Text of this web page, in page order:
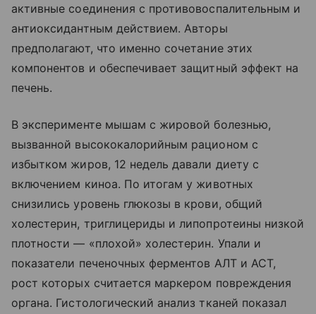
активные соединения с противовоспалительным и
антиоксидантным действием. Авторы
предполагают, что именно сочетание этих
компонентов и обеспечивает защитный эффект на
печень.
В эксперименте мышам с жировой болезнью,
вызванной высококалорийным рационом с
избытком жиров, 12 недель давали диету с
включением киноа. По итогам у животных
снизились уровень глюкозы в крови, общий
холестерин, триглицериды и липопротеины низкой
плотности — «плохой» холестерин. Упали и
показатели печеночных ферментов АЛТ и АСТ,
рост которых считается маркером повреждения
органа. Гистологический анализ тканей показал